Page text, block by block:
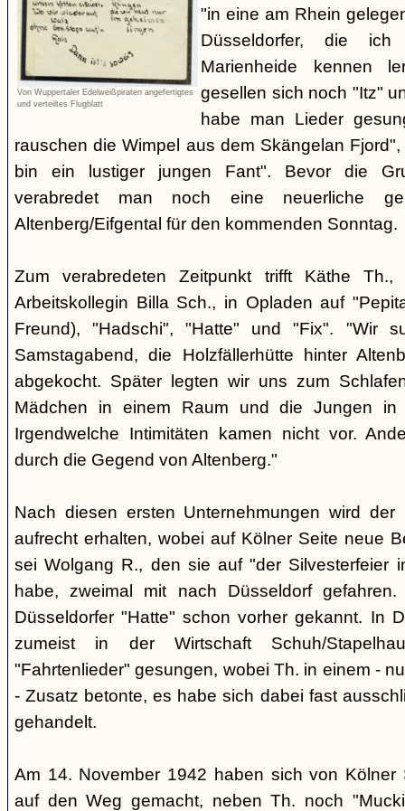
Von Wuppertaler Edelweißpiraten angefertigtes
und verteiltes Flugblatt
"in eine am Rhein
Düsseldorfer, die
Marienheide kennen
gesellen sich noch "Itz"
habe man Lieder
rauschen die Wimpel aus dem Skängelan
bin ein lustiger jungen Fant". Bevor die
verabredet man noch eine neuerliche
Altenberg/Eifgental für den kommenden Sonntag.
Zum verabredeten Zeitpunkt trifft Käthe
Arbeitskollegin Billa Sch., in Opladen auf
Freund), "Hadschi", "Hatte" und "Fix". "Wir
Samstagabend, die Holzfällerhütte hinter
abgekocht. Später legten wir uns zum
Mädchen in einem Raum und die Jungen in
Irgendwelche Intimitäten kamen nicht vor.
durch die Gegend von Altenberg."
Nach diesen ersten Unternehmungen wird der
aufrecht erhalten, wobei auf Kölner Seite neue
sei Wolgang R., den sie auf "der Silvesterfeier
habe, zweimal mit nach Düsseldorf
Düsseldorfer "Hatte" schon vorher gekannt. In
zumeist in der Wirtschaft Schuh/
"Fahrtenlieder" gesungen, wobei Th. in einem -
- Zusatz betonte, es habe sich dabei fast
gehandelt.
Am 14. November 1942 haben sich von Kölner
auf den Weg gemacht, neben Th. noch